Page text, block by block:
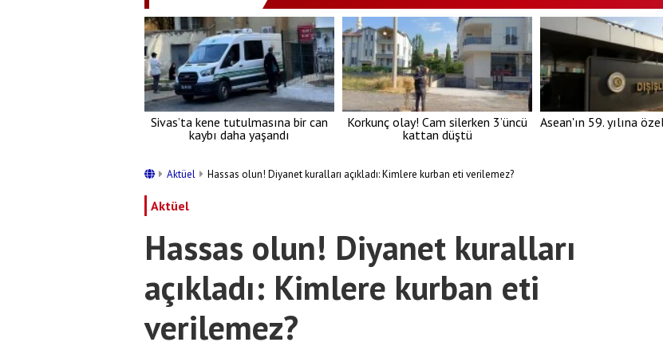
Sivas’ta kene tutulmasına bir can
kaybı daha yaşandı
Korkunç olay! Cam silerken 3’üncü
kattan düştü
Asean'ın 59. yılına
Aktüel Hassas olun! Diyanet kuralları açıkladı: Kimlere kurban eti verilemez?
Aktüel
Hassas olun! Diyanet kuralları
açıkladı: Kimlere kurban eti
verilemez?